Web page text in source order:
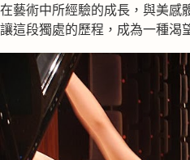
在藝術中所經驗的成長，與美感
讓這段獨處的歷程，成為一種渴